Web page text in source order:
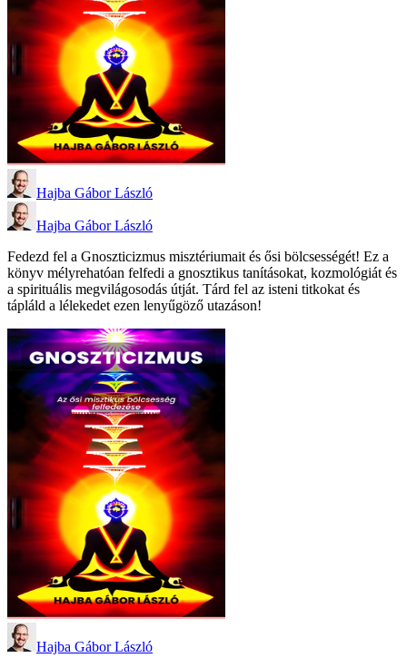
Hajba Gábor László
Hajba Gábor László
Fedezd fel a Gnoszticizmus misztériumait és ősi bölcsességét! Ez a
könyv mélyrehatóan felfedi a gnosztikus tanításokat, kozmológiát és
a spirituális megvilágosodás útját. Tárd fel az isteni titkokat és
tápláld a lélekedet ezen lenyűgöző utazáson!
Hajba Gábor László